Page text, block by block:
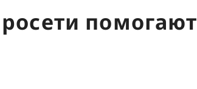
помогают